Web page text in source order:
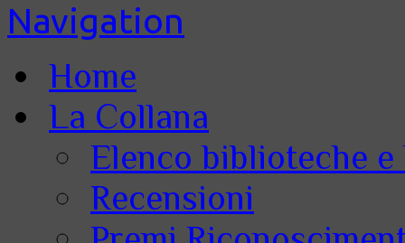
Navigation
Home
La Collana
Elenco biblioteche
Recensioni